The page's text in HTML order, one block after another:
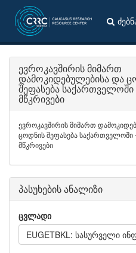
ევროკავშირის მიმართ
დამოკიდებულებისა და
შეფასება
მწკრივები
ევროკავშირის მიმართ
ცოდნის შეფასება
მწკრივები
პასუხების ანალიზი
ცვლადი
EUGETBKL: სასურველი